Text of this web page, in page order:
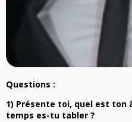
Questions :
1) Présente toi, quel est ton
temps es-tu tabler ?